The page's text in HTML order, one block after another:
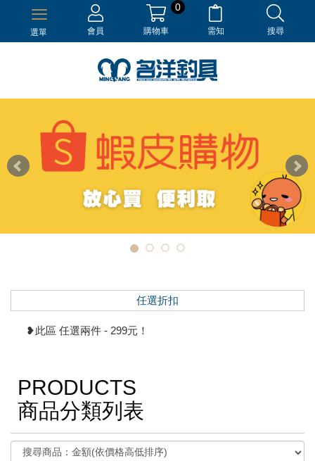
選單 會員 購物車
0
需知 搜尋
任選折扣
❥此區 任選兩件 - 299元！
PRODUCTS
商品分類列表